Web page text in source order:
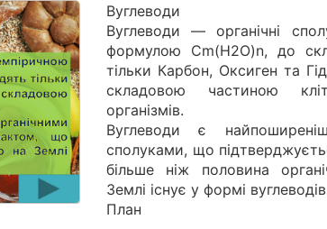
Вуглеводи
Вуглеводи — органічні
формулою Cm(H2O)n, до
тільки Карбон, Оксиген та
складовою частиною
організмів.
Вуглеводи є
сполуками, що
більше ніж половина
Землі існує у формі
План